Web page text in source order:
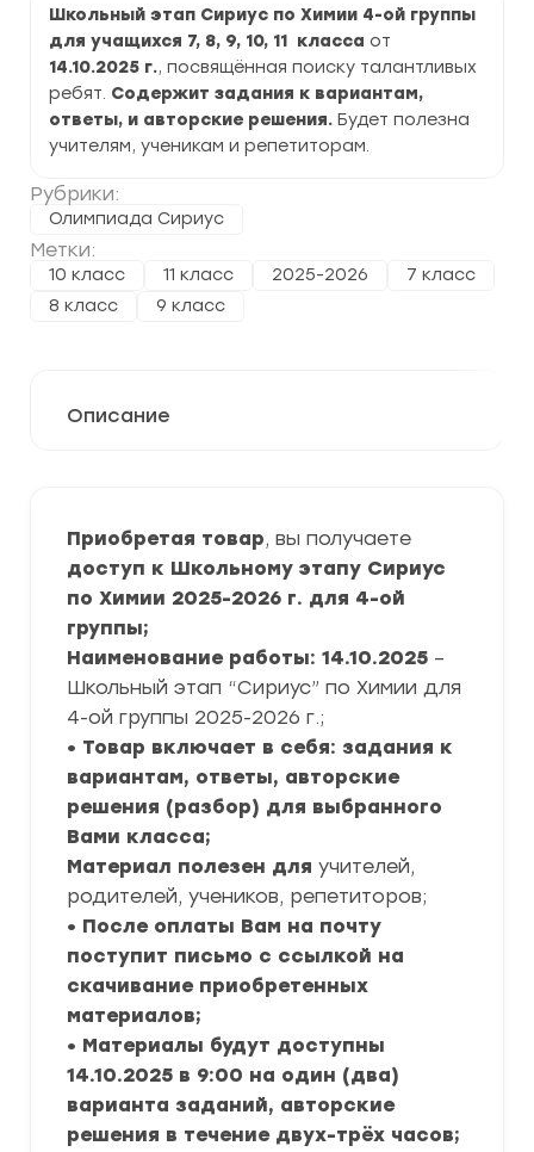
Школьный этап Сириус по Химии 4-ой группы
для учащихся 7, 8, 9, 10, 11 класса от
14.10.2025 г., посвящённая поиску талантливых
ребят. Содержит задания к вариантам,
ответы, и авторские решения. Будет полезна
учителям, ученикам и репетиторам.
Рубрики:
Олимпиада Сириус
Метки:
10 класс 11 класс 2025-2026
7 класс
8 класс
9 класс
для
4-
ой
группы
2025-
2026
г.
задания
ответы
Описание
Приобретая товар, вы получаете
доступ к Школьному этапу Сириус
по Химии 2025-2026 г. для 4-ой
группы;
Наименование работы: 14.10.2025 –
Школьный этап “Сириус” по Химии для
4-ой группы 2025-2026 г.;
• Товар включает в себя: задания к
вариантам, ответы, авторские
решения (разбор) для выбранного
Вами класса;
Материал полезен для учителей,
родителей, учеников, репетиторов;
• После оплаты Вам на почту
поступит письмо с ссылкой на
скачивание приобретенных
материалов;
• Материалы будут доступны
14.10.2025 в 9:00 на один (два)
варианта заданий, авторские
решения в течение двух-трёх часов;